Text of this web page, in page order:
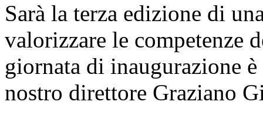
Sarà la terza edizione di
valorizzare le competenze
giornata di inaugurazione
nostro direttore Graziano